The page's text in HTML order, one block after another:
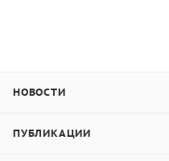
НОВОСТИ
ПУБЛИКАЦИИ